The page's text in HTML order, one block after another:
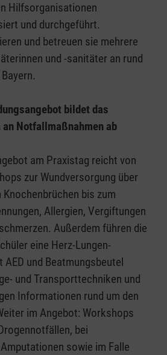
Hilfsorganisationen
und durchgeführt.
und betreuen sie mehrere
und -sanitäter an rund
bildet das
Notfallmaßnahmen ab
am Praxistag reicht von
zur Wundversorgung über
Knochenbrüchen bis zum
Allergien, Vergiftungen
Außerdem führen die
eine Herz-Lungen-
AED und Beatmungsbeutel
und Transporttechniken und
Informationen rund um den
im Angebot: Workshops
bei
sowie im Falle